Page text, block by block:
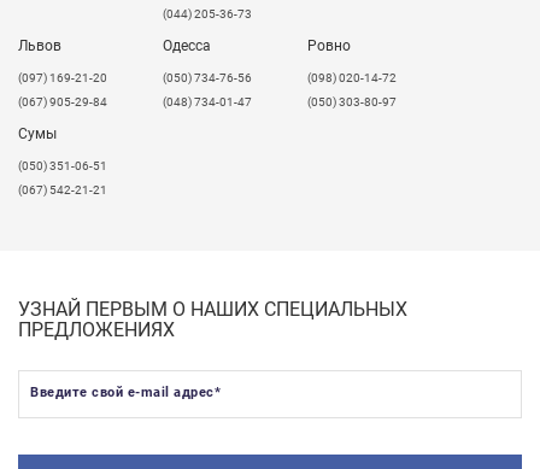
(044) 205-36-73
Львов
​(097) 169-21-20
(067) 905-29-84
Одесса
(050) 734-76-56
(048) 734-01-47
Ровно
(098) 020-14-72
(050) 303-80-97
Сумы
(050) 351-06-51
(067) 542-21-21
УЗНАЙ ПЕРВЫМ О НАШИХ СПЕЦИАЛЬНЫХ
ПРЕДЛОЖЕНИЯХ
Введите свой e-mail адрес*